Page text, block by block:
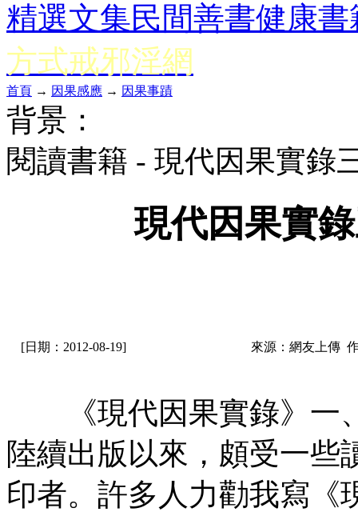
精選文集民間善書健康書
方式戒邪淫網
首頁 → 因果感應 → 因果事蹟
背景：
閱讀書籍 - 現代因果實
現代因果實
[日期：2012-08-19] 來源：網友上傳
《現代因果實錄》一
陸續出版以來，頗受一些
印者。許多人力勸我寫《